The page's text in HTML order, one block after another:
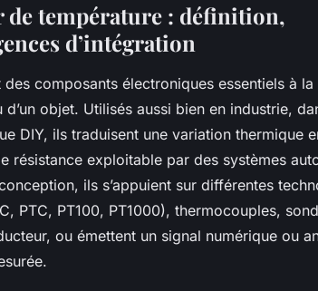
de température : définition,
d’intégration
composants électroniques essentiels à la
objet. Utilisés aussi bien en industrie,
DIY, ils traduisent une variation thermique
résistance exploitable par des systèmes
ils s’appuient sur différentes
PTC, PT100, PT1000), thermocouples,
ou émettent un signal numérique ou